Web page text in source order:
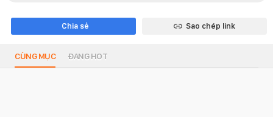
Chia sẻ Sao chép link
CÙNG MỤC ĐANG HOT